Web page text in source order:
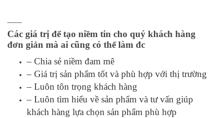
Các giá trị để tạo niềm tin cho quý khách hàng
đơn giản mà ai cũng có thể làm đc
– Chia sẻ niềm đam mê
– Giá trị sản phẩm tốt và phù hợp với thị trường
– Luôn tôn trọng khách hàng
– Luôn tìm hiểu về sản phẩm và tư vấn giúp
khách hàng lựa chọn sản phẩm phù hợp